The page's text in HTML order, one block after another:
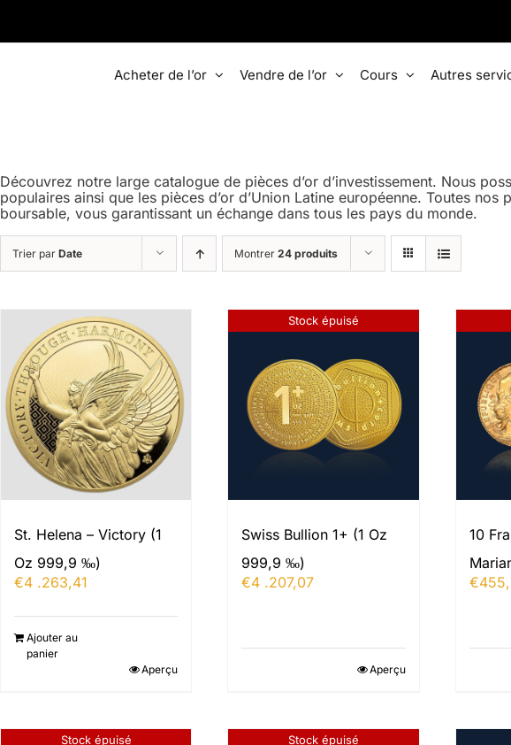
Acheter de l’or Vendre de l’or Cours Autres
Découvrez notre large catalogue de pièces d’or d’investissement. Nous
populaires ainsi que les pièces d’or d’Union Latine européenne. Toutes
boursable, vous garantissant un échange dans tous les pays du monde.
Trier parDate Montrer24 produits
St. Helena – Victory (1
Oz 999,9 ‰)
€4 .263,41
Ajouter au
panier
Aperçu
Stock épuisé
Swiss Bullion 1+ (1 Oz
999,9 ‰)
€4 .207,07
Aperçu
10
€
Stock épuisé Stock épuisé